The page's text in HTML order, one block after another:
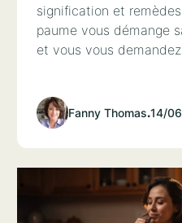
signification et
paume vous démange
et vous vous demandez
Fanny Thomas.14/